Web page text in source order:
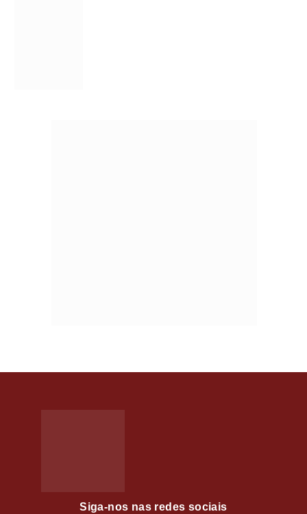
Siga-nos nas redes sociais